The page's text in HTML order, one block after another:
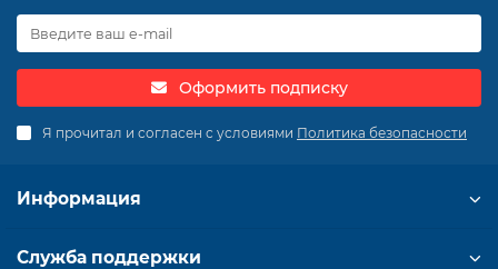
Оформить подписку
Я прочитал и согласен с условиями Политика безопасности
Информация
Служба поддержки